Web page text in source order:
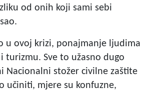
od onih koji sami sebi
u ovoj krizi, ponajmanje ljudima
turizmu. Sve to užasno dugo
Nacionalni stožer civilne zaštite
učiniti, mjere su konfuzne,